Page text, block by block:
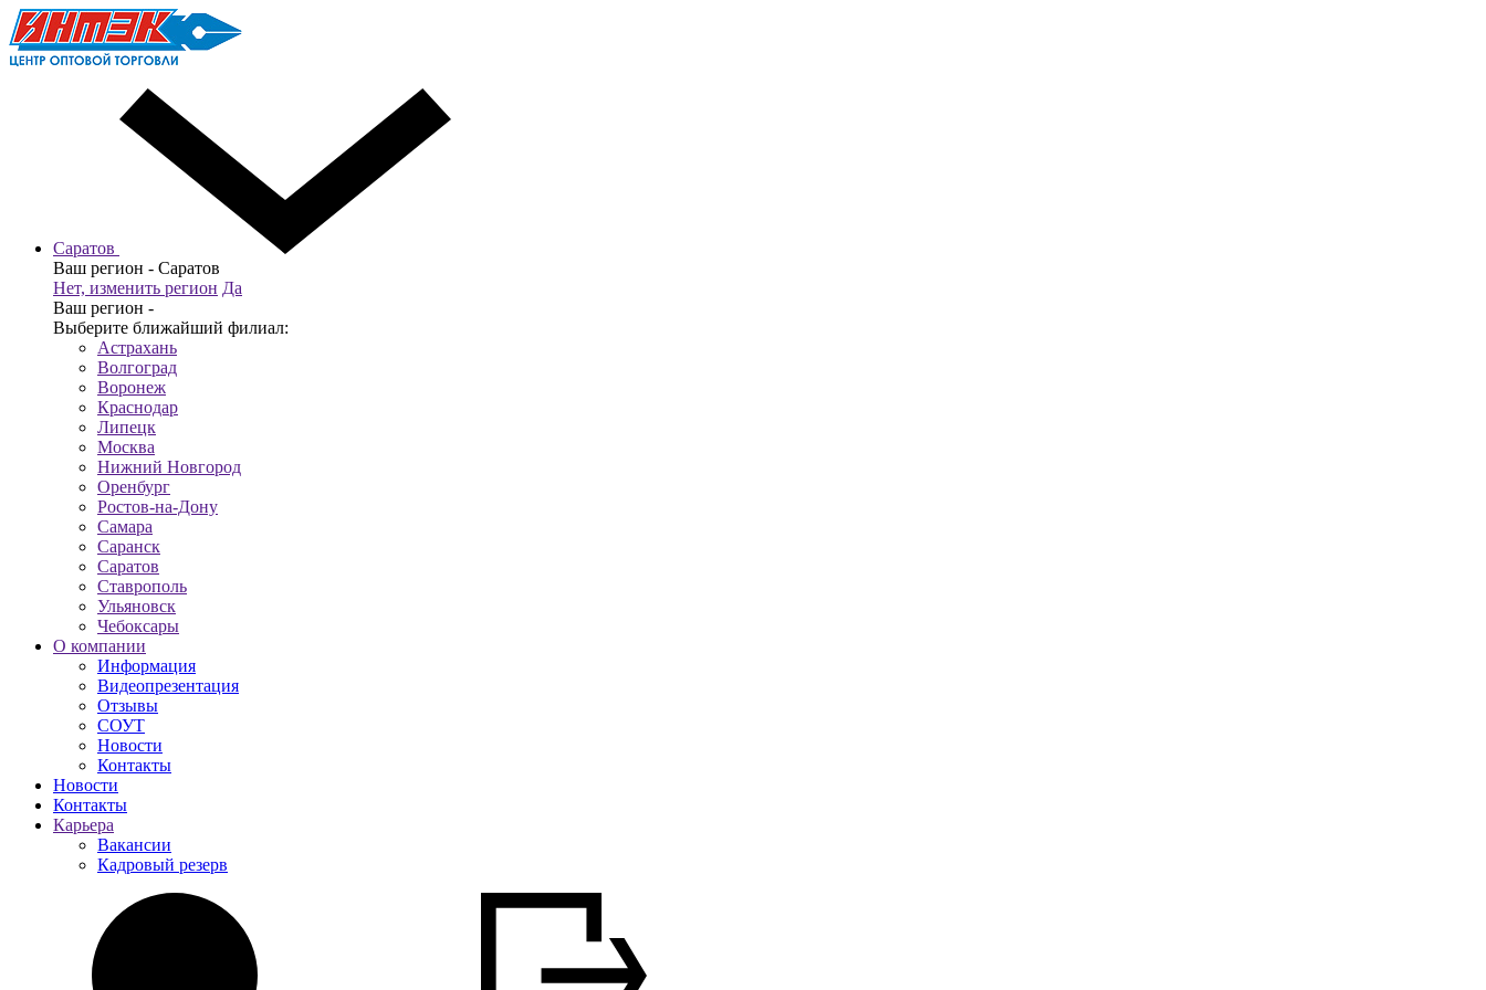
Саратов
Ваш регион - Саратов
Нет, изменить регион Да
Ваш регион -
Выберите ближайший филиал:
Астрахань
Волгоград
Воронеж
Краснодар
Липецк
Москва
Нижний Новгород
Оренбург
Ростов-на-Дону
Самара
Саранск
Саратов
Ставрополь
Ульяновск
Чебоксары
О компании
Информация
Видеопрезентация
Отзывы
СОУТ
Новости
Контакты
Новости
Контакты
Карьера
Вакансии
Кадровый резерв